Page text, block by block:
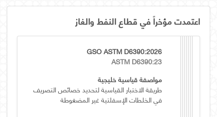
اعتمدت مؤخراً في قطاع النفط والغاز
GSO ASTM D6390:2026
ASTM D6390:23
مواصفة قياسية خليجية
طريقة الاختبار القياسية لتحديد خصائص التصريف
في الخلطات الإسفلتية غير المضغوطة